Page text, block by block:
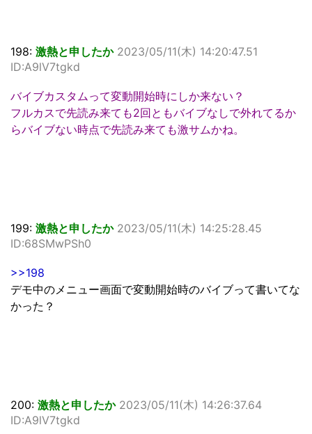
198: 激熱と申したか 2023/05/11(木) 14:20:47.51
ID:A9lV7tgkd
バイブカスタムって変動開始時にしか来ない？
フルカスで先読み来ても2回ともバイブなしで外れてるか
らバイブない時点で先読み来ても激サムかね。
199: 激熱と申したか 2023/05/11(木) 14:25:28.45
ID:68SMwPSh0
>>198
デモ中のメニュー画面で変動開始時のバイブって書いてな
かった？
200: 激熱と申したか 2023/05/11(木) 14:26:37.64
ID:A9lV7tgkd